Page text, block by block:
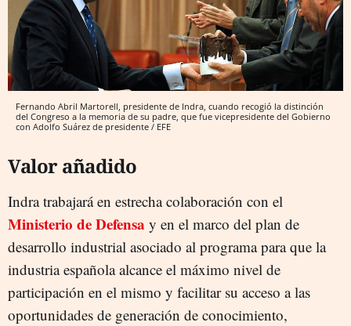
Fernando Abril Martorell, presidente de Indra, cuando recogió la distinción
del Congreso a la memoria de su padre, que fue vicepresidente del Gobierno
con Adolfo Suárez de presidente / EFE
Valor añadido
Indra trabajará en estrecha colaboración con el
Ministerio de Defensa y en el marco del plan de
desarrollo industrial asociado al programa para que la
industria española alcance el máximo nivel de
participación en el mismo y facilitar su acceso a las
oportunidades de generación de conocimiento,